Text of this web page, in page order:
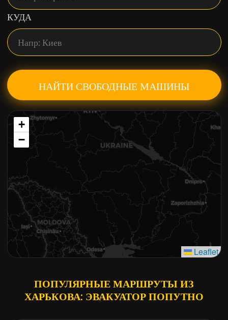
КУДА
НАЙТИ СВОБОДНЫЕ МАШИНЫ
+
−
Leaflet
ПОПУЛЯРНЫЕ МАРШРУТЫ ИЗ
ХАРЬКОВА: ЭВАКУАТОР ПОПУТНО